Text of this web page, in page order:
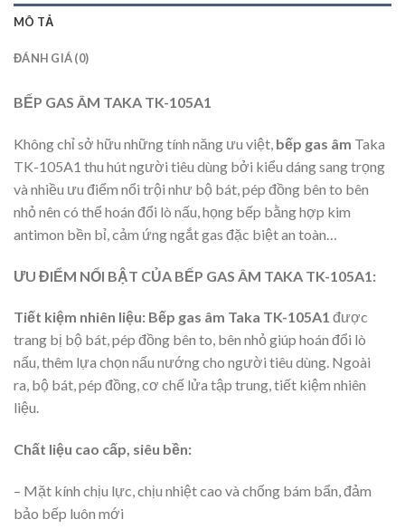
MÔ TẢ
ĐÁNH GIÁ (0)
BẾP GAS ÂM TAKA TK-105A1
Không chỉ sở hữu những tính năng ưu việt, bếp gas âm Taka
TK-105A1 thu hút người tiêu dùng bởi kiểu dáng sang trọng
và nhiều ưu điểm nổi trội như bộ bát, pép đồng bên to bên
nhỏ nên có thể hoán đổi lò nấu, họng bếp bằng hợp kim
antimon bền bỉ, cảm ứng ngắt gas đặc biệt an toàn…
ƯU ĐIỂM NỔI BẬT CỦA BẾP GAS ÂM TAKA TK-105A1:
Tiết kiệm nhiên liệu: Bếp gas âm Taka TK-105A1 được
trang bị bộ bát, pép đồng bên to, bên nhỏ giúp hoán đổi lò
nấu, thêm lựa chọn nấu nướng cho người tiêu dùng. Ngoài
ra, bộ bát, pép đồng, cơ chế lửa tập trung, tiết kiệm nhiên
liệu.
Chất liệu cao cấp, siêu bền:
– Mặt kính chịu lực, chịu nhiệt cao và chống bám bẩn, đảm
bảo bếp luôn mới